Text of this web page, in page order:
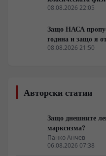
времето се свива
08.08.2026 22:05
Защо НАСА
година и защо я
08.08.2026 21:50
Авторски статии
Защо днешните
марксизма?
Панко Анчев
06.08.2026 07:38